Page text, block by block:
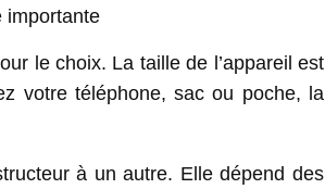
importante
le choix. La taille de l’appareil est
votre téléphone, sac ou poche, la
à un autre. Elle dépend des